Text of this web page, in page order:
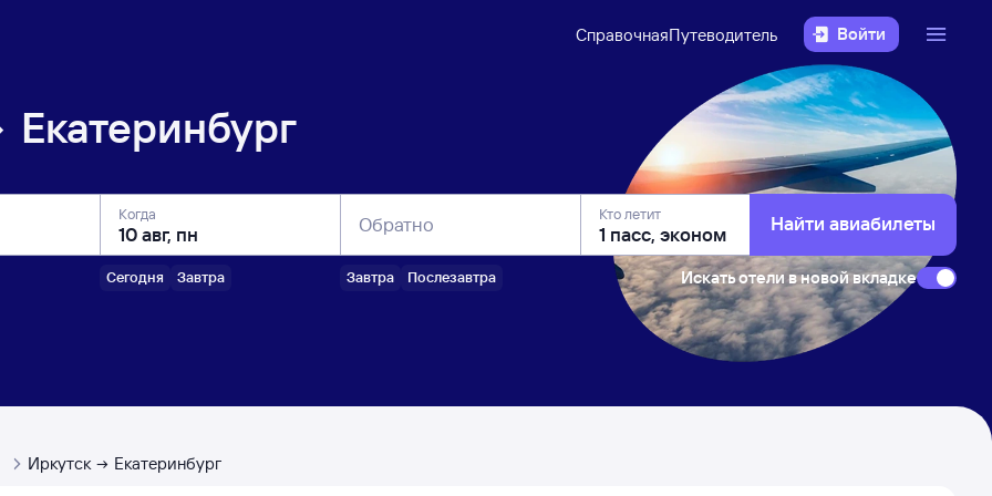
СправочнаяПутеводитель Войти
Екатеринбург
Когда
Сегодня Завтра
Обратно
Завтра Послезавтра
Кто летит Найти авиабилеты
Искать отели в новой вкладке
Иркутск Екатеринбург